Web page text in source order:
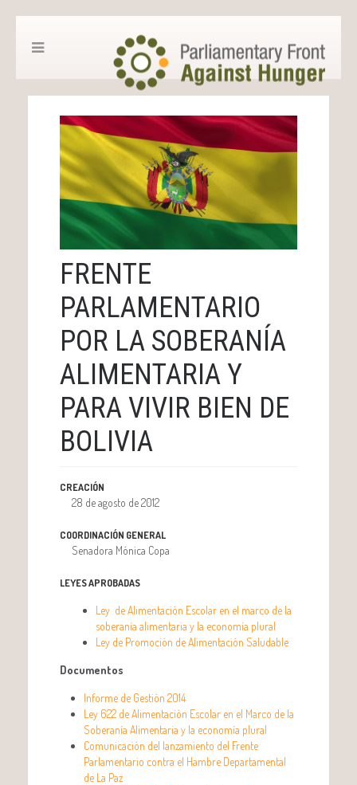
FRENTE
PARLAMENTARIO
POR LA SOBERANÍA
ALIMENTARIA Y
PARA VIVIR BIEN DE
BOLIVIA
CREACIÓN
28 de agosto de 2012
COORDINACIÓN GENERAL
Senadora Mónica Copa
LEYES APROBADAS
Ley de Alimentación Escolar en el marco de la
soberanía alimentaria y la economía plural
Ley de Promoción de Alimentación Saludable
Documentos
Informe de Gestión 2014
Ley 622 de Alimentación Escolar en el Marco de la
Soberanía Alimentaria y la economía plural
Comunicación del lanzamiento del Frente
Parlamentario contra el Hambre Departamental
de La Paz